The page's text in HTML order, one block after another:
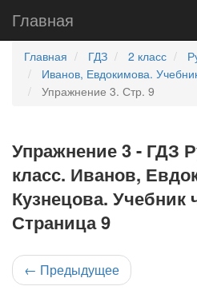
Главная
Главная ГДЗ 2 класс
Иванов, Евдокимова.
Упражнение 3. Стр. 9
Упражнение 3 - ГДЗ
класс. Иванов,
Кузнецова. Учебник
Страница 9
← Предыдущее